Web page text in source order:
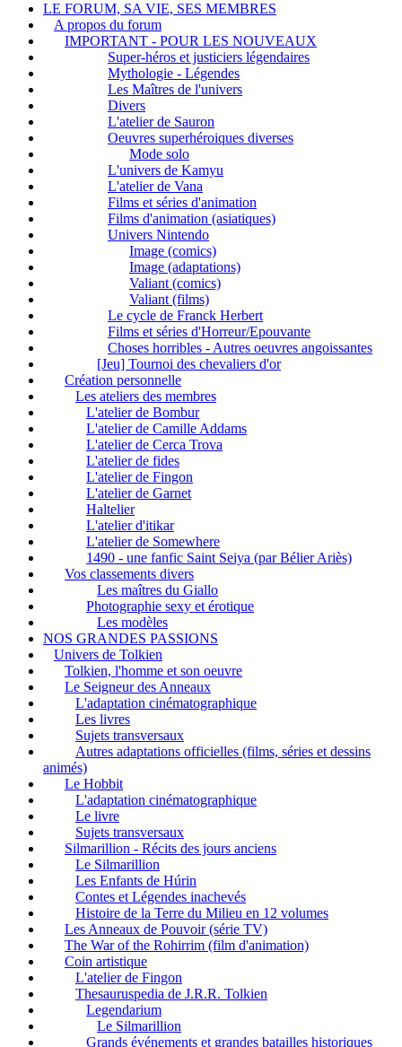
LE FORUM, SA VIE, SES MEMBRES
A propos du forum
IMPORTANT - POUR LES NOUVEAUX
Super-héros et justiciers légendaires
Mythologie - Légendes
Les Maîtres de l'univers
Divers
L'atelier de Sauron
Oeuvres superhéroiques diverses
Mode solo
L'univers de Kamyu
L'atelier de Vana
Films et séries d'animation
Films d'animation (asiatiques)
Univers Nintendo
Image (comics)
Image (adaptations)
Valiant (comics)
Valiant (films)
Le cycle de Franck Herbert
Films et séries d'Horreur/Epouvante
Choses horribles - Autres oeuvres angoissantes
[Jeu] Tournoi des chevaliers d'or
Création personnelle
Les ateliers des membres
L'atelier de Bombur
L'atelier de Camille Addams
L'atelier de Cerca Trova
L'atelier de fides
L'atelier de Fingon
L'atelier de Garnet
Haltelier
L'atelier d'itikar
L'atelier de Somewhere
1490 - une fanfic Saint Seiya (par Bélier Ariès)
Vos classements divers
Les maîtres du Giallo
Photographie sexy et érotique
Les modèles
NOS GRANDES PASSIONS
Univers de Tolkien
Tolkien, l'homme et son oeuvre
Le Seigneur des Anneaux
L'adaptation cinématographique
Les livres
Sujets transversaux
Autres adaptations officielles (films, séries et dessins
animés)
Le Hobbit
L'adaptation cinématographique
Le livre
Sujets transversaux
Silmarillion - Récits des jours anciens
Le Silmarillion
Les Enfants de Húrin
Contes et Légendes inachevés
Histoire de la Terre du Milieu en 12 volumes
Les Anneaux de Pouvoir (série TV)
The War of the Rohirrim (film d'animation)
Coin artistique
L'atelier de Fingon
Thesauruspedia de J.R.R. Tolkien
Legendarium
Le Silmarillion
Grands événements et grandes batailles historiques